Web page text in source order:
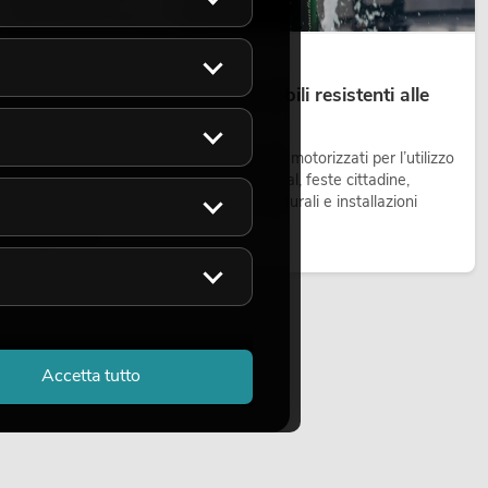
Teste mobili outdoor: teste mobili resistenti alle
Le teste mobili outdoor sono proiettori motorizzati per l’utilizzo
all’aperto. Vengono impiegate in festival, feste cittadine,
concerti open-air, allestimenti architetturali e installazioni
Leggi ora
Accetta tutto